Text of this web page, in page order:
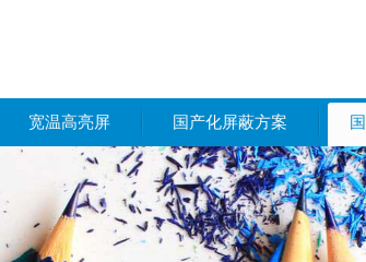
宽温高亮屏 国产化屏蔽方案